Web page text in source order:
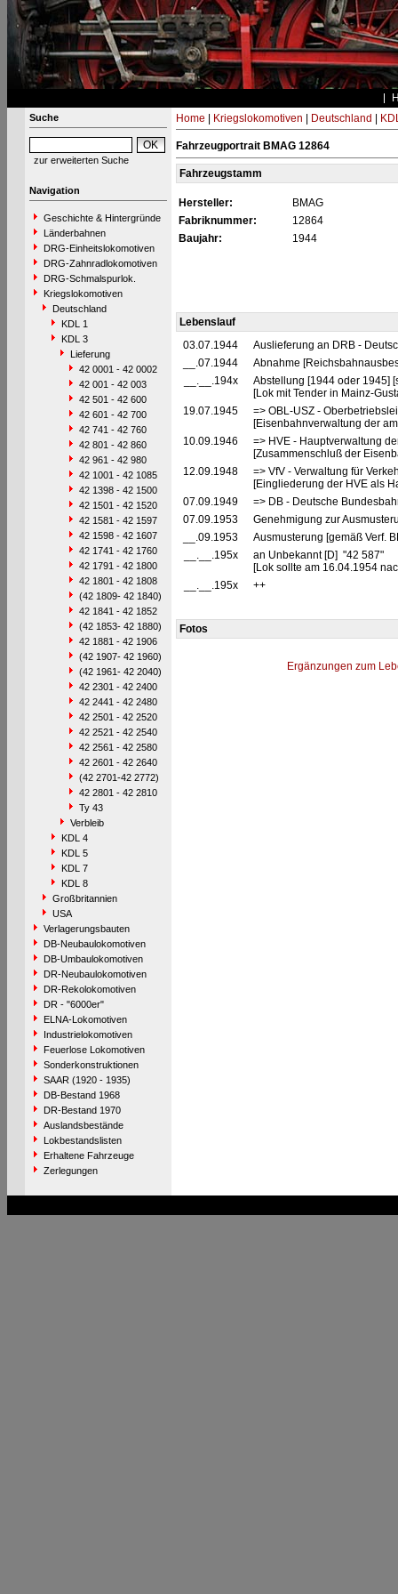
Suche
zur erweiterten Suche
Navigation
Geschichte & Hintergründe
Länderbahnen
DRG-Einheitslokomotiven
DRG-Zahnradlokomotiven
DRG-Schmalspurlok.
Kriegslokomotiven
Deutschland
KDL 1
KDL 3
Lieferung
42 0001 - 42 0002
42 001 - 42 003
42 501 - 42 600
42 601 - 42 700
42 741 - 42 760
42 801 - 42 860
42 961 - 42 980
42 1001 - 42 1085
42 1398 - 42 1500
42 1501 - 42 1520
42 1581 - 42 1597
42 1598 - 42 1607
42 1741 - 42 1760
42 1791 - 42 1800
42 1801 - 42 1808
(42 1809- 42 1840)
42 1841 - 42 1852
(42 1853- 42 1880)
42 1881 - 42 1906
(42 1907- 42 1960)
(42 1961- 42 2040)
42 2301 - 42 2400
42 2441 - 42 2480
42 2501 - 42 2520
42 2521 - 42 2540
42 2561 - 42 2580
42 2601 - 42 2640
(42 2701-42 2772)
42 2801 - 42 2810
Ty 43
Verbleib
KDL 4
KDL 5
KDL 7
KDL 8
Großbritannien
USA
Verlagerungsbauten
DB-Neubaulokomotiven
DB-Umbaulokomotiven
DR-Neubaulokomotiven
DR-Rekolokomotiven
DR - "6000er"
ELNA-Lokomotiven
Industrielokomotiven
Feuerlose Lokomotiven
Sonderkonstruktionen
SAAR (1920 - 1935)
DB-Bestand 1968
DR-Bestand 1970
Auslandsbestände
Lokbestandslisten
Erhaltene Fahrzeuge
Zerlegungen
Home Kriegslokomotiven Deutschland
Fahrzeugportrait BMAG 12864
Fahrzeugstamm
Hersteller:
BMAG
Fabriknummer:
12864
Baujahr:
1944
Lebenslauf
03.07.1944
Auslieferung an DRB -
__.07.1944
Abnahme
__.__.194x
Abstellung [1944 oder 1945]
[Lok mit Tender in Mainz-
19.07.1945
=> OBL-USZ -
[Eisenbahnverwaltung der
10.09.1946
=> HVE - Hauptverwaltung
[Zusammenschluß der
12.09.1948
=> VfV - Verwaltung für
[Eingliederung der HVE als
07.09.1949
=> DB - Deutsche
07.09.1953
Genehmigung zur
__.09.1953
Ausmusterung [gemäß Verf.
__.__.195x
an Unbekannt [D] "42 587"
[Lok sollte am 16.04.1954
__.__.195x
++
Fotos
Ergänzungen zum